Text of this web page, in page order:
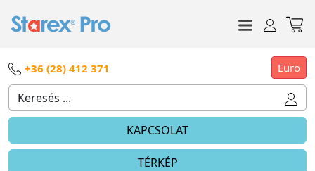
+36 (28) 412 371 Euro
KAPCSOLAT
TÉRKÉP